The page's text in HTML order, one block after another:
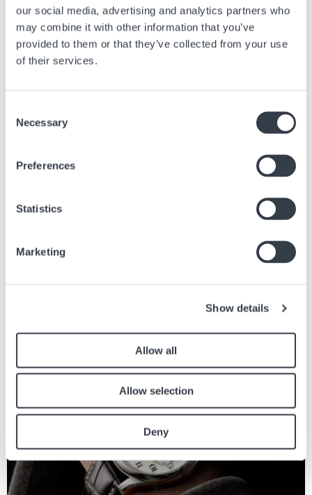
our social media, advertising and analytics partners who
may combine it with other information that you’ve
provided to them or that they’ve collected from your use
of their services.
Selection
Necessary
Preferences
Statistics
Marketing
Show details
Allow all
Allow selection
Deny
Articolo precedente
Tutto quello che c'è da sapere sull'origine del
Prossimo articolo
Perché il numero di serie limitate è in aumento?
Trova altri articoli sul giornale relativi all'articolo sopra.